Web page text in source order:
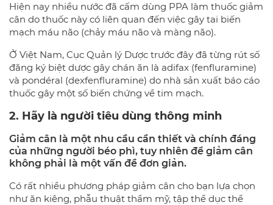
Hiện nay nhiều nước đã cấm dùng PPA làm thuốc giảm
cân do thuốc này có liên quan đến việc gây tai biến
mạch máu não (chảy máu não và màng não).
Ở Việt Nam, Cục Quản lý Dược trước đây đã từng rút số
đăng ký biệt dược gây chán ăn là adifax (fenfluramine)
và pondéral (dexfenfluramine) do nhà sản xuất báo cáo
thuốc gây một số biến chứng về tim mạch.
2. Hãy là người tiêu dùng thông minh
Giảm cân là một nhu cầu cần thiết và chính đáng
của những người béo phì, tuy nhiên để giảm cân
không phải là một vấn đề đơn giản.
Có rất nhiều phương pháp giảm cân cho bạn lựa chọn
như ăn kiêng, phẫu thuật thẩm mỹ, tập thể dục thể